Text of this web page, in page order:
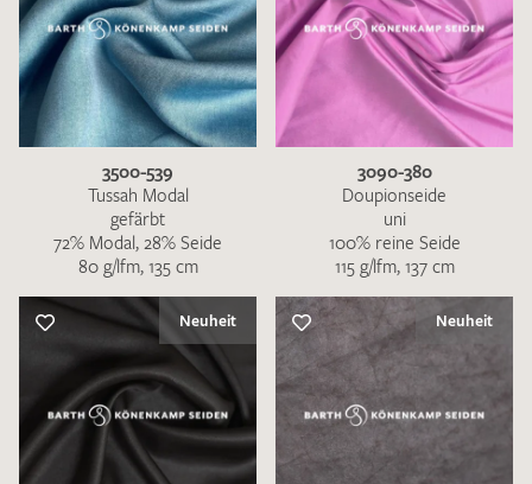
KONTAKT
DE EN
3500-539
Tussah Modal
gefärbt
72% Modal, 28% Seide
80 g/lfm, 135 cm
3090-380
Doupionseide
uni
100% reine Seide
115 g/lfm, 137 cm
Neuheit Neuheit